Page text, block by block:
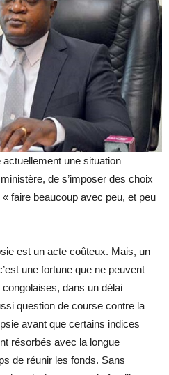
une situation
de s’imposer des choix
faire beaucoup avec peu, et peu
est un acte coûteux. Mais, un
une fortune que ne peuvent
dans un délai
question de course contre la
avant que certains indices
résorbés avec la longue
de réunir les fonds. Sans